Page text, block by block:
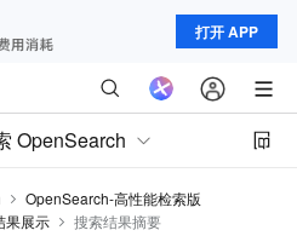
打开 APP
OpenSearch
OpenSearch-高性能检索版
果展示 搜索结果摘要